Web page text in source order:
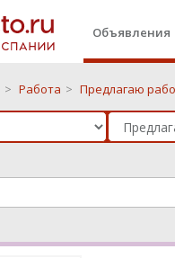
Объявления
> Работа > Предлагаю